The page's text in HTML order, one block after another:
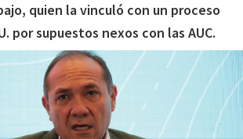
quien la vinculó con un proceso
por supuestos nexos con las AUC.